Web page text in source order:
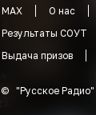
MAX
О нас
Результаты СОУТ
Выдача призов
© "Русское Радио"